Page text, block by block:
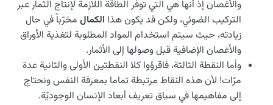
والأغصان إذ أنها هي التي توفّر الطاقة اللازمة لإنتاج الثمار عبر
التركيب الضوئي، ولکن قد يكون هذا الکمال مخرّباً في حال
زيادته، حيث سيتم استخدام المواد المطلوبة لتغذیة الأوراق
والأغصان الإضافیة قبل وصولها إلی الأثمار.
وأما النقطة الثالثة، فاقرؤوا کلا النقطتین الأولی والثانیة عدة
مرّات! لأن هذه النقاط مرتبطة تماما بمعرفة النفس ونحتاج
إلی مفاهیمها في سیاق تعریف أبعاد الإنسان الوجودیّة.